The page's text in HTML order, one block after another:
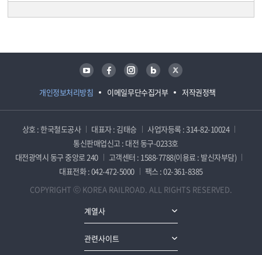
개인정보처리방침 이메일무단수집거부 저작권정책
유튜브 페이스북 인스타그램 블로그 트위터
상호 : 한국철도공사 대표자 : 김태승
사업자등록 : 314-82-10024
통신판매업신고 : 대전 동구-0233호
대전광역시 동구 중앙로 240
고객센터 : 1588-7788(이용료 : 발신자부담)
대표전화 : 042-472-5000
팩스 : 02-361-8385
COPYRIGHT ⓒ KOREA RAILROAD. ALL RIGHTS RESERVED.
계열사
관련사이트